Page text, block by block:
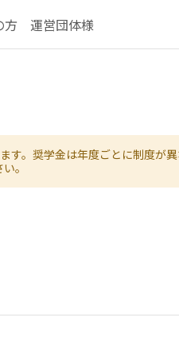
方 運営団体様
す。奨学金は年度ごとに制度が
。